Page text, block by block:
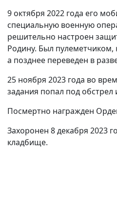
9 октября 2022 года его
специальную военную
решительно настроен
Родину. Был
а позднее переведен в
25 ноября 2023 года во
задания попал под обстрел
Посмертно награжден
Захоронен 8 декабря 2023
кладбище.